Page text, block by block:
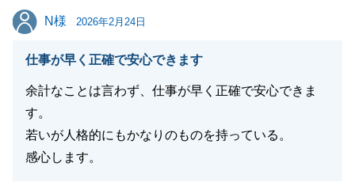
N様
N様 2026年2月24日
仕事が早く正確で安心できます
余計なことは言わず、仕事が早く正確で安心できま
す。
若いが人格的にもかなりのものを持っている。
感心します。